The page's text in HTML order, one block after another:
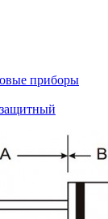
приборы